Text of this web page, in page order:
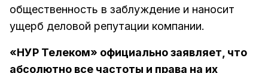
общественность в заблуждение и наносит
ущерб деловой репутации компании.
«НУР Телеком» официально заявляет, что
абсолютно все частоты и права на их